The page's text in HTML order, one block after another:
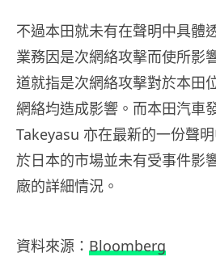
不過本田就未有在聲明中具體
業務因是次網絡攻擊而使所影
道就指是次網絡攻擊對於本田
網絡均造成影響。而本田汽車
Takeyasu 亦在最新的一份聲
於日本的市場並未有受事件影
廠的詳細情況。
資料來源： Bloomberg